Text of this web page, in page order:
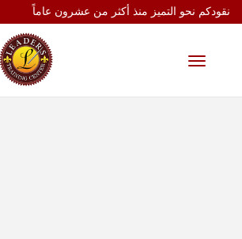
نقودكم نحو التميز منذ أكثر من عشرون عاماً
Toggle